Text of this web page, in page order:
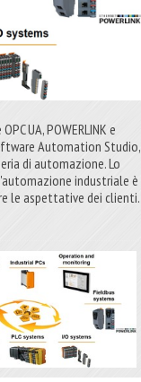
UA, POWERLINK e
Automation Studio,
di automazione. Lo
industriale è
le aspettative dei clienti.